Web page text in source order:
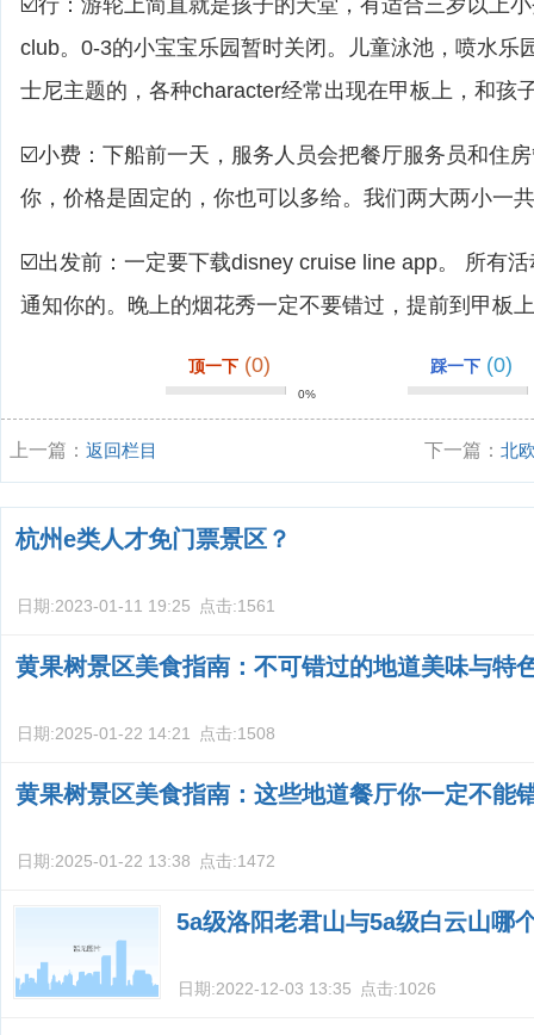
☑️行：游轮上简直就是孩子的天堂，有适合三岁以上
club。0-3的小宝宝乐园暂时关闭。儿童泳池，喷水乐
士尼主题的，各种character经常出现在甲板上，和孩
☑️小费：下船前一天，服务人员会把餐厅服务员和住
你，价格是固定的，你也可以多给。我们两大两小一
☑️出发前：一定要下载disney cruise line app。 所有
通知你的。晚上的烟花秀一定不要错过，提前到甲板
顶一下 (0)
0%
踩一下 (0)
上一篇： 返回栏目 下一篇：北
杭州e类人才免门票景区？
日期:2023-01-11 19:25 点击:1561
黄果树景区美食指南：不可错过的地道美味与特
日期:2025-01-22 14:21 点击:1508
黄果树景区美食指南：这些地道餐厅你一定不能
日期:2025-01-22 13:38 点击:1472
5a级洛阳老君山与5a级白云山哪
日期:2022-12-03 13:35 点击:1026